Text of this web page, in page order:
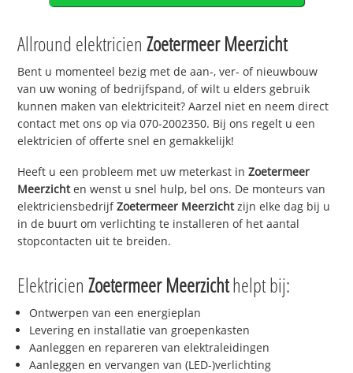
Allround elektricienZoetermeer Meerzicht
Bent u momenteel bezig met de aan-, ver- of nieuwbouw
van uw woning of bedrijfspand, of wilt u elders gebruik
kunnen maken van elektriciteit? Aarzel niet en neem direct
contact met ons op via 070-2002350. Bij ons regelt u een
elektricien of offerte snel en gemakkelijk!
Heeft u een probleem met uw meterkast inZoetermeer
Meerzichten wenst u snel hulp, bel ons. De monteurs van
elektriciensbedrijfZoetermeer Meerzichtzijn elke dag bij u
in de buurt om verlichting te installeren of het aantal
stopcontacten uit te breiden.
ElektricienZoetermeer Meerzichthelpt bij:
Ontwerpen van een energieplan
Levering en installatie van groepenkasten
Aanleggen en repareren van elektraleidingen
Aanleggen en vervangen van (LED-)verlichting